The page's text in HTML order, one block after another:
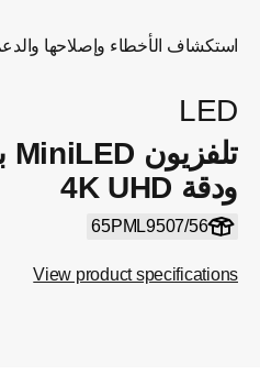
استكشاف الأخطاء وإصلاحها والدعم
LED
ودقة 4K UHD
65PML9507/56
View product specifications